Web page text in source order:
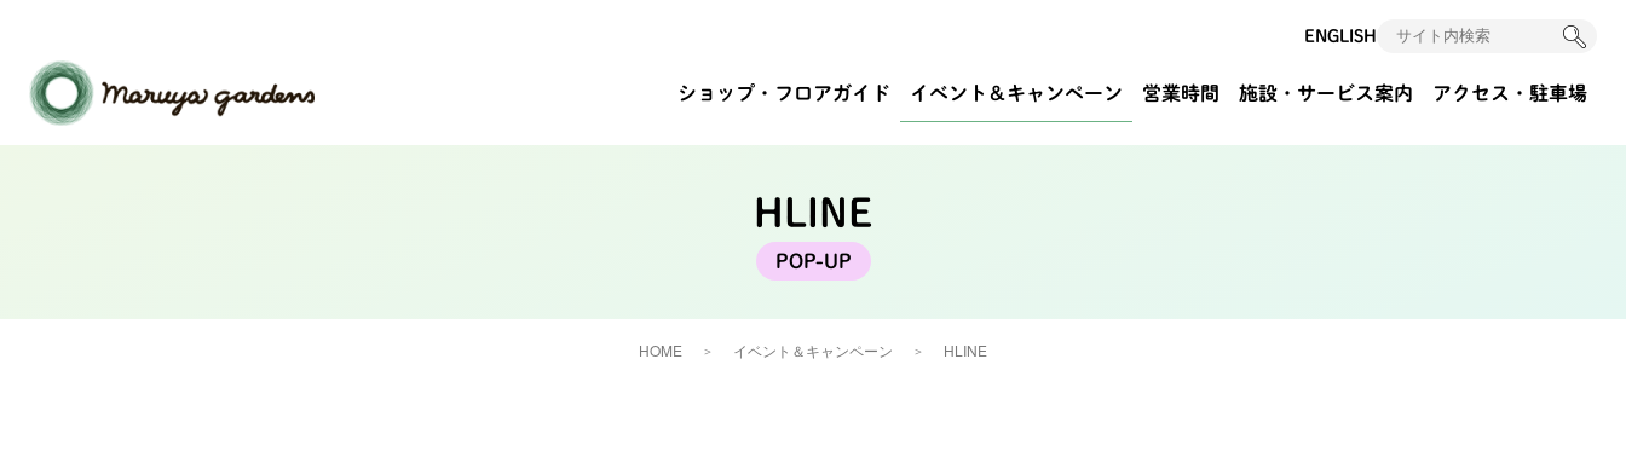
ENGLISH
ショップ・ フロアガイド イベント ＆キャンペーン 営業時間 施設・サービス案内 アクセス ・駐車場
HLINE
HOME イベント＆キャンペーン HLINE